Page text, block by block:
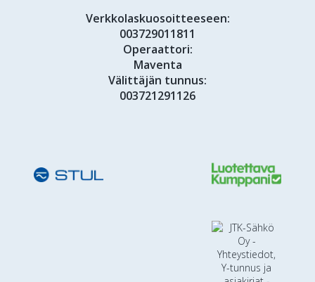
Verkkolaskuosoitteeseen:
003729011811
Operaattori:
Maventa
Välittäjän tunnus:
003721291126